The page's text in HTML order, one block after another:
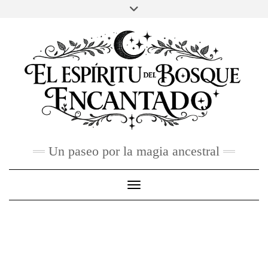
FACEBOOK
TWITTER
INSTAGRAM
PINTEREST
TUBE
CONTACTO
Un paseo por la magia ancestral
Toggle Navigation